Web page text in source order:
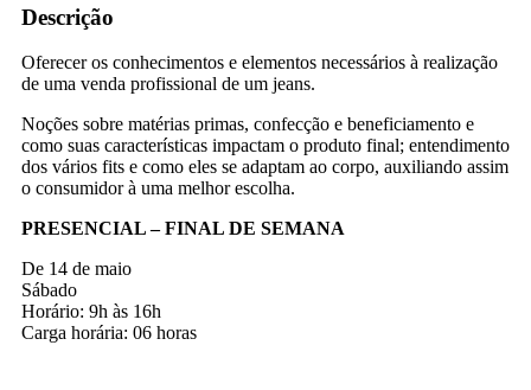
Descrição
Oferecer os conhecimentos e elementos necessários à realização
de uma venda profissional de um jeans.
Noções sobre matérias primas, confecção e beneficiamento e
como suas características impactam o produto final; entendimento
dos vários fits e como eles se adaptam ao corpo, auxiliando assim
o consumidor à uma melhor escolha.
PRESENCIAL – FINAL DE SEMANA
De 14 de maio
Sábado
Horário: 9h às 16h
Carga horária: 06 horas